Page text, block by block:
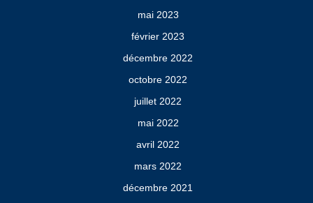
mai 2023
février 2023
décembre 2022
octobre 2022
juillet 2022
mai 2022
avril 2022
mars 2022
décembre 2021